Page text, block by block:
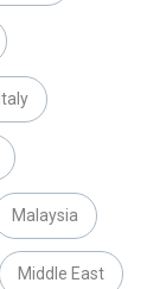
Italy
Malaysia
Middle East